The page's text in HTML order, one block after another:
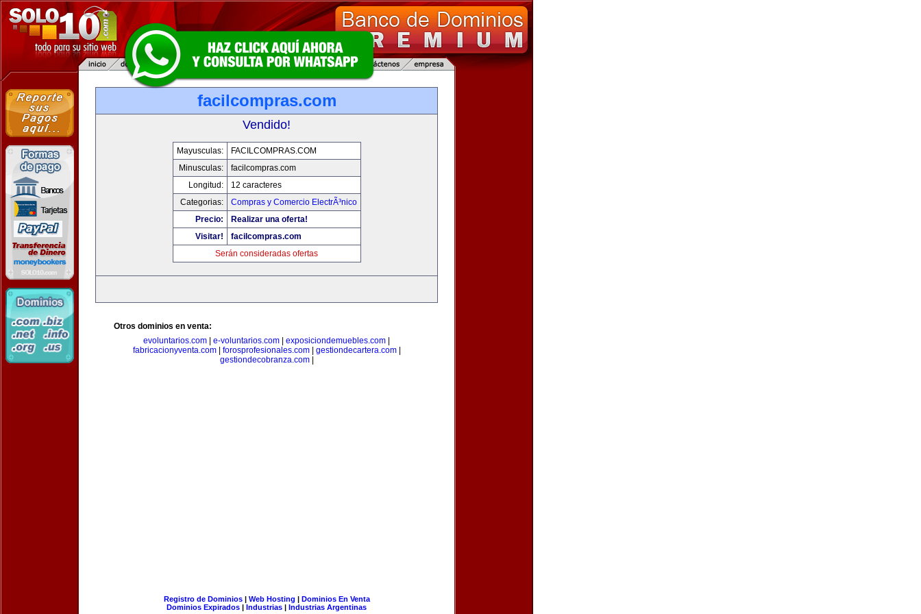
facilcompras.com
Vendido!
Mayusculas:
FACILCOMPRAS.COM
Minusculas:
facilcompras.com
Longitud:
12 caracteres
Categorias:
Compras y Comercio ElectrÃ³nico
Precio:
Realizar una oferta!
Visitar!
facilcompras.com
Serán consideradas ofertas
Otros dominios en venta:
evoluntarios.com
e-voluntarios.com exposiciondemuebles.com
fabricacionyventa.com| forosprofesionales.com| gestiondecartera.com|
gestiondecobranza.com|
Registro de Dominios| Web Hosting | Dominios En Venta
Dominios Expirados | Industrias | Industrias Argentinas